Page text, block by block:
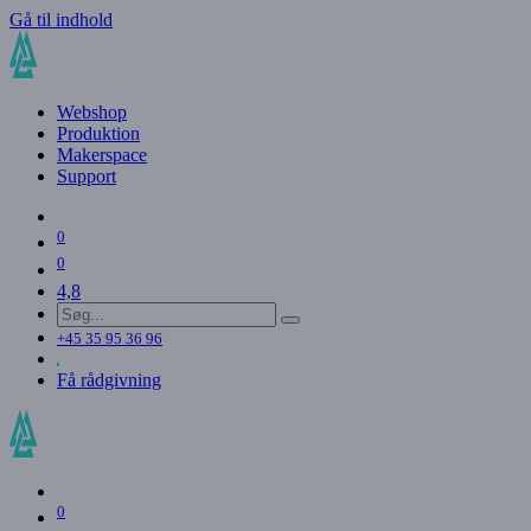
Gå til indhold
Webshop
Produktion
Makerspace
Support
0
0
4,8
+45 35 95 36 96
Få rådgivning
0